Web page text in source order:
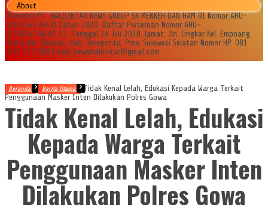
About
Penerbit PT. HALILINTAR NEWS GROUP SK MENKEH DAN HAM RI Nomor AHU-
0035545.AH.01.Tahun 2020. Daftar Perseroan Nomor AHU-
0120147.AH.01.11. Tanggal 24 Juli 2020. lamat: Jln. Lingkar Kel. Empoang
Kota, Kec. Binamu, Kab. Jeneponto, Prov. Sulawesi Selatan Nomor HP. 081
355 177 988 Email: newshalilintar@gmail.com
Beranda Berita Utama
Tidak Kenal Lelah, Edukasi Kepada Warga Terkait
Penggunaan Masker Inten Dilakukan Polres Gowa
Tidak Kenal Lelah, Edukasi
Kepada Warga Terkait
Penggunaan Masker Inten
Dilakukan Polres Gowa